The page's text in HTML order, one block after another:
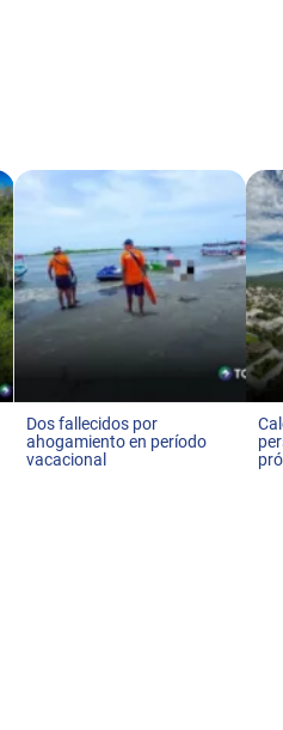
Dos fallecidos por
ahogamiento en período
vacacional